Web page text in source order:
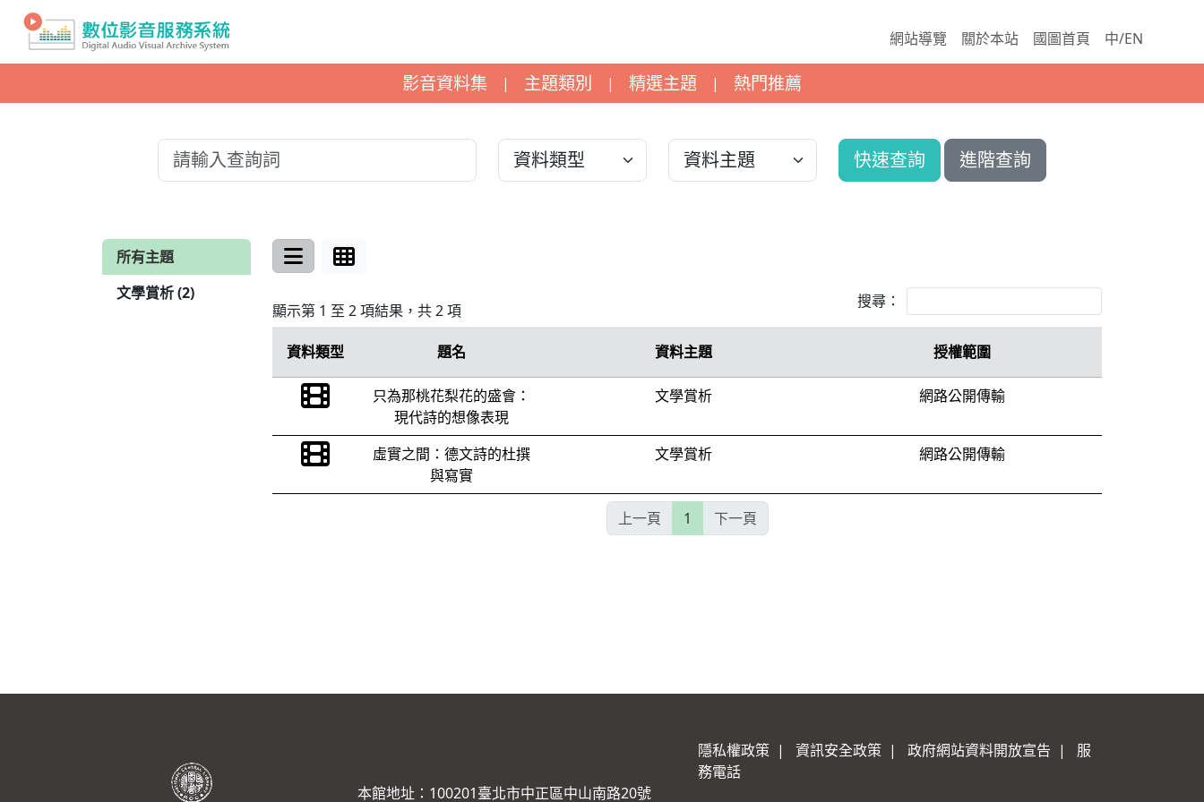
網站導覽 關於本站 國圖首頁 中/EN
影音資料集 | 主題類別 | 精選主題 | 熱門推薦
快速查詢 進階查詢
所有主題
文學賞析 (2)
顯示第 1 至 2 項結果，共 2 項
搜尋：
資料類型 題名 資料主題 授權範圍
只為那桃花梨花的盛會：
現代詩的想像表現
文學賞析 網路公開傳輸
虛實之間：德文詩的杜撰
與寫實
文學賞析 網路公開傳輸
上一頁 1 下一頁
本館地址：100201臺北市中正區中山南路20號
隱私權政策 | 資訊安全政策 | 政府網站資料開放宣告 |
服
務電話